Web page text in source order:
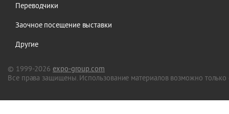
Переводчики
Заочное посещение выставки
Другие
© 1999-2026 expo-group.com
Все права защищены. Использование материалов возможно